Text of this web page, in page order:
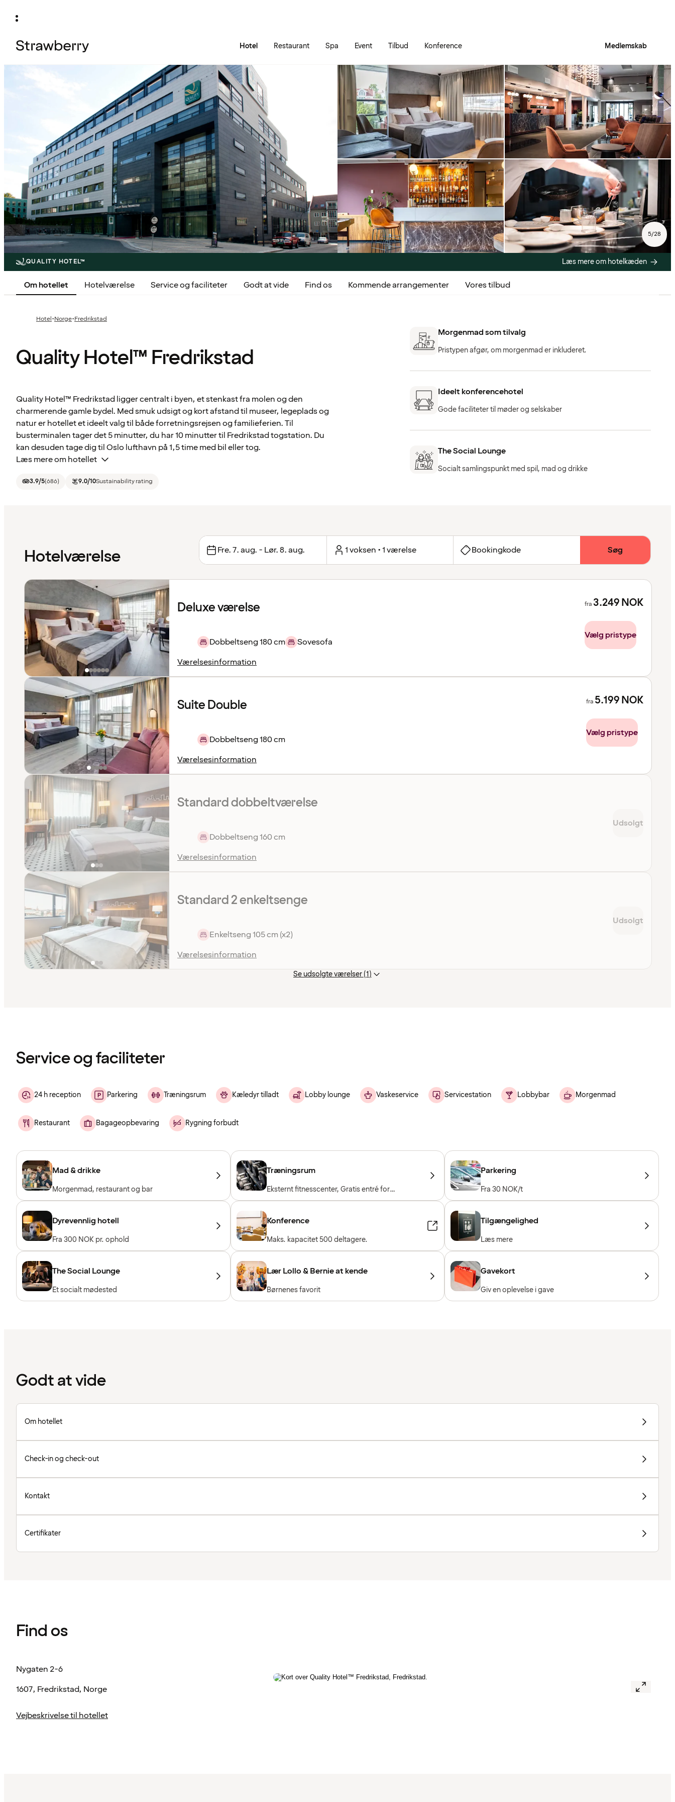
Hotel Restaurant Spa Event Tilbud Konference Medlemskab
5/28
QUALITY HOTEL™ Læs mere om hotelkæden
Om hotellet Hotelværelse Service og faciliteter Godt at vide Find os Kommende arrangementer Vores tilbud
Hotel·Norge·Fredrikstad
Quality Hotel™ Fredrikstad
Quality Hotel™ Fredrikstad ligger centralt i byen, et stenkast fra molen og den
charmerende gamle bydel. Med smuk udsigt og kort afstand til museer, legeplads og
natur er hotellet et ideelt valg til både forretningsrejsen og familieferien. Til
busterminalen tager det 5 minutter, du har 10 minutter til Fredrikstad togstation. Du
kan desuden tage dig til Oslo lufthavn på 1,5 time med bil eller tog.
Læs mere om hotellet
3.9/5(686) 9.0/10Sustainability rating
Morgenmad som tilvalg
Pristypen afgør, om morgenmad er inkluderet.
Ideelt konferencehotel
Gode faciliteter til møder og selskaber
The Social Lounge
Socialt samlingspunkt med spil, mad og drikke
Hotelværelse Fre. 7. aug. - Lør. 8. aug. 1 voksen • 1 værelse Bookingkode Søg
Deluxe værelse
Dobbeltseng 180 cm
Sovesofa
Værelsesinformation
fra 3.249NOK
Vælg pristype
Suite Double
Dobbeltseng 180 cm
Værelsesinformation
fra 5.199NOK
Vælg pristype
Standard dobbeltværelse
Dobbeltseng 160 cm
Værelsesinformation
Udsolgt
Standard 2 enkeltsenge
Enkeltseng 105 cm (x2)
Værelsesinformation
Udsolgt
Se udsolgte værelser (1)
Service og faciliteter
24 h reception Parkering Træningsrum Kæledyr tilladt Lobby lounge Vaskeservice Servicestation Lobbybar Morgenmad
Restaurant Bagageopbevaring Rygning forbudt
Mad & drikke
Morgenmad, restaurant og bar
Træningsrum
Eksternt fitnesscenter, Gratis entré for
hotelgæster
Parkering
Fra 30 NOK/t
Dyrevennlig hotell
Fra 300 NOK pr. ophold
Konference
Maks. kapacitet 500 deltagere.
Tilgængelighed
Læs mere
The Social Lounge
Et socialt mødested
Lær Lollo & Bernie at kende
Børnenes favorit
Gavekort
Giv en oplevelse i gave
Godt at vide
Om hotellet
Check-in og check-out
Kontakt
Certifikater
Find os
Nygaten 2-6
1607, Fredrikstad, Norge
Vejbeskrivelse til hotellet